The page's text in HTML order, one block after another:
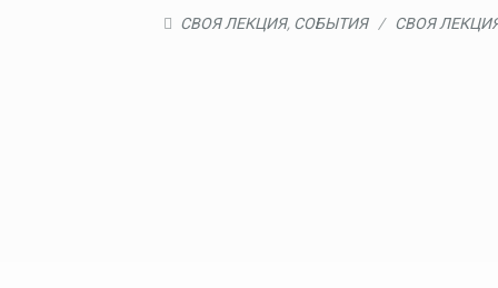
СВОЯ ЛЕКЦИЯ, СОБЫТИЯ/ СВОЯ